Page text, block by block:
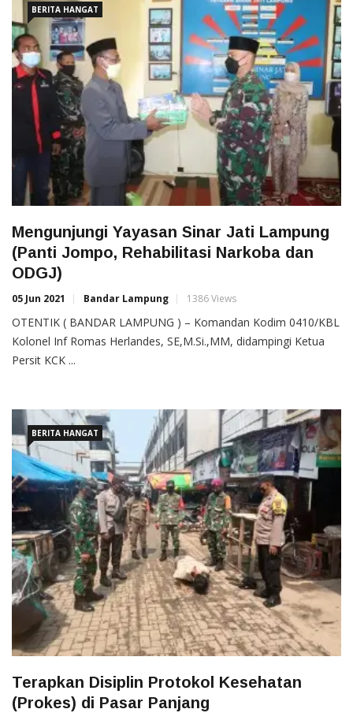
BERITA HANGAT
Mengunjungi Yayasan Sinar Jati Lampung
(Panti Jompo, Rehabilitasi Narkoba dan
ODGJ)
05 Jun 2021 Bandar Lampung 1386 Views
OTENTIK ( BANDAR LAMPUNG ) – Komandan Kodim 0410/KBL
Kolonel Inf Romas Herlandes, SE,M.Si.,MM, didampingi Ketua
Persit KCK ...
BERITA HANGAT
Terapkan Disiplin Protokol Kesehatan
(Prokes) di Pasar Panjang